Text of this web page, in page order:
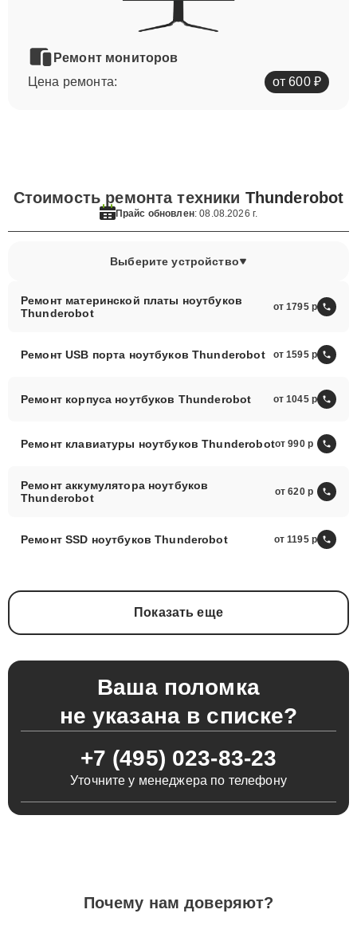
Ремонт мониторов
Цена ремонта:
от 600 ₽
Стоимость ремонта техники Thunderobot
Прайс обновлен: 08.08.2026 г.
Выберите устройство
Ремонт материнской платы ноутбуков
Thunderobot
от 1795
Ремонт USB порта ноутбуков Thunderobot от 1595
Ремонт корпуса ноутбуков Thunderobot от 1045
Ремонт клавиатуры ноутбуков Thunderobotот 990
Ремонт аккумулятора ноутбуков
Thunderobot
от 620
Ремонт SSD ноутбуков Thunderobot от 1195
Показать еще
Ваша поломка
не указана в списке?
+7 (495) 023-83-23
Уточните у менеджера по телефону
Почему нам доверяют?